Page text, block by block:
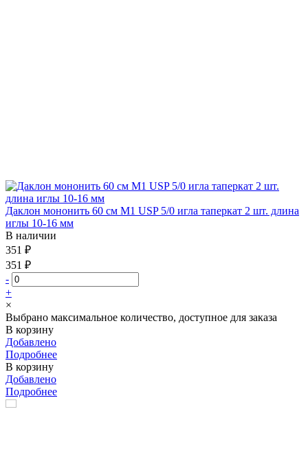
Даклон мононить 60 см М1 USP 5/0 игла таперкат 2 шт. длина
иглы 10-16 мм
В наличии
351 ₽
351 ₽
-
+
×
Выбрано максимальное количество, доступное для заказа
В корзину
Добавлено
Подробнее
В корзину
Добавлено
Подробнее